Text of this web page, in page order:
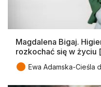
Magdalena Bigaj.
rozkochać się w życiu
● Ewa Adamska-Cieśla